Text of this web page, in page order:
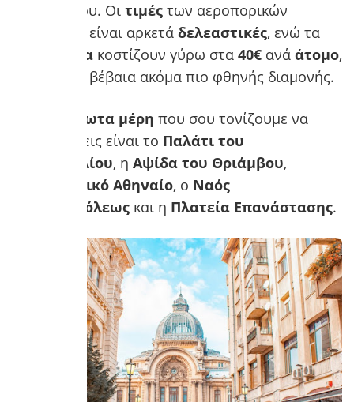
στη ζωή σου. Οι τιμές των αεροπορικών
εισιτηρίων είναι αρκετά δελεαστικές, ενώ τα
ξενοδοχεία κοστίζουν γύρω στα 40€ ανά άτομο,
με επιλογή βέβαια ακόμα πιο φθηνής διαμονής.
Αξιοσημείωτα μέρη που σου τονίζουμε να
εξερευνήσεις είναι το Παλάτι του
Κοινοβουλίου, η Αψίδα του Θριάμβου,
Ρουμανικό Αθηναίο, ο Ναός
Σταυρουπόλεως και η Πλατεία Επανάστασης.